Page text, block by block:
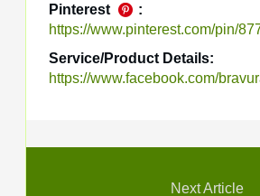
Pinterest
:
https://www.pinterest.com/pin/
Service/Product Details:
https://www.facebook.com/
Next Article